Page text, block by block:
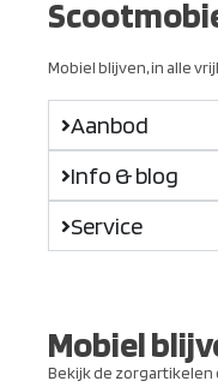
Mobiel blijven, in alle
Aanbod
Info & blog
Service
Mobiel
Bekijk de zorgartikelen